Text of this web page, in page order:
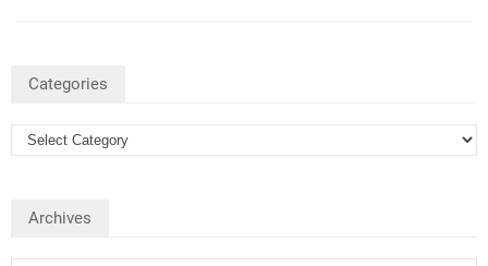
Categories
Archives